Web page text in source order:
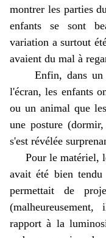
montrer les parties
enfants se sont
variation a surtout
avaient du mal à
Enfin, dans un
l'écran, les enfants
ou un animal que
une posture
s'est révélée
Pour le matériel,
avait été bien
permettait de
rapport à la